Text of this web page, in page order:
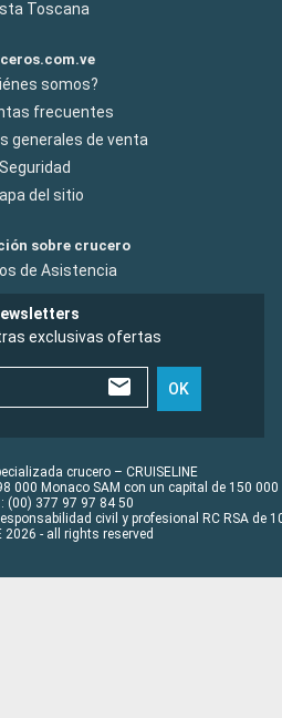
Toscana
somos?
frecuentes
generales de venta
Seguridad
del sitio
sobre crucero
de Asistencia
exclusivas ofertas
OK
crucero – CRUISELINE
000 Monaco SAM con un capital de 150 000
(00) 377 97 97 84 50
civil y profesional RC RSA de
2026 - all rights reserved